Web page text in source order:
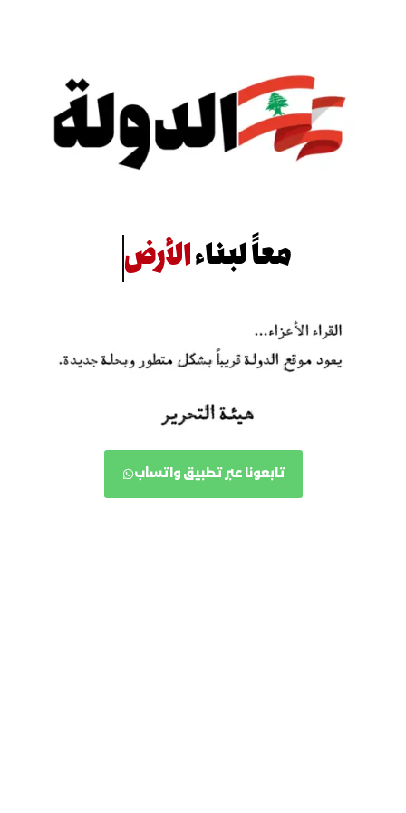
معاً لبناءالأرض
تابعونا عبر تطبيق واتسآب